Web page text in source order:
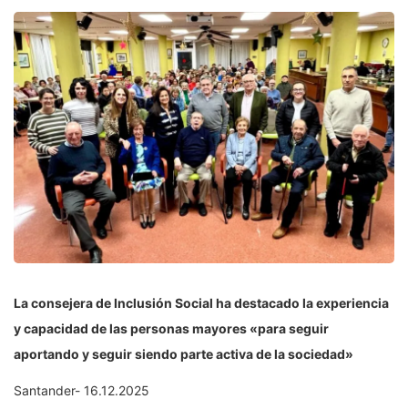
La consejera de Inclusión Social ha destacado la experiencia
y capacidad de las personas mayores «para seguir
aportando y seguir siendo parte activa de la sociedad»
Santander- 16.12.2025